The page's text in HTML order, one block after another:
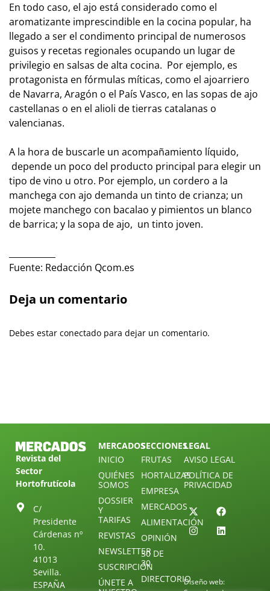
En todo caso, el ajo está considerado como el
aromatizante imprescindible en la cocina popular, ha
llegado a ser el condimento principal de numerosos
guisos y recetas regionales ocupando un lugar de
privilegio en salsas de alta cocina. Por ejemplo, es
protagonista en fórmulas míticas, como el ajoarriero
de Navarra, Aragón o el País Vasco, en las sopas de ajo
castellanas o en el alioli de tierras catalanas o
valencianas.
A la hora de buscarle un acompañamiento líquido,
depende un poco del producto principal para elegir un
tipo de vino u otro. Por ejemplo, un cordero a la
manchega con ajo demanda un tinto de crianza; un
mojete manchego con bacalao y pimientos un blanco
de barrica; y la sopa de ajo, un tinto joven.
Fuente: Redacción Qcom.es
Deja un comentario
Debes estar conectado para dejar un comentario.
Revista del
Sector
Hortofrutícola
C/
Presidente
Cárdenas nº
10.
41013
Sevilla.
ESPAÑA
MERCADOS
INICIO
QUIÉNES
SOMOS
DOSSIER
Y
TARIFAS
REVISTAS
NEWSLETTER
SUSCRIPCIÓN
ÚNETE A
SECCIONES
FRUTAS
HORTALIZAS
EMPRESA
MERCADOS
ALIMENTACIÓN
OPINIÓN
30 DE
30
DIRECTORIO
LEGAL
AVISO LEGAL
POLÍTICA DE
PRIVACIDAD
Diseño web: